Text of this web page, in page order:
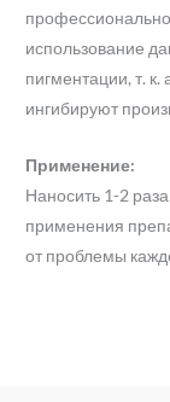
использование
пигментации, т.
ингибируют
Применение:
Наносить 1-2
применения
от проблемы